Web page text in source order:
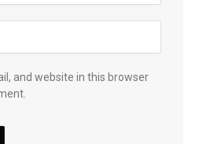
and website in this browser